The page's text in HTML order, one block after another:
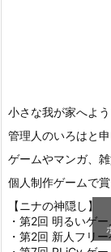
小さな我が家へよう
管理人のいろはと申
ゲームやマンガ、
個人制作ゲームで
【ニナの神隠し】
・第2回 明るいゲ
・第2回 新人フリ